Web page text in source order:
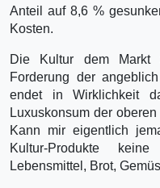
Anteil auf 8,6 %
Kosten.
Die Kultur dem
Forderung der
endet in Wirklichkeit
Luxuskonsum der
Kann mir eigentlich
Kultur-Produkte
Lebensmittel, Brot,